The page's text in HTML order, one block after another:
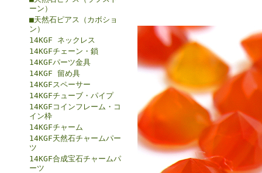
ーン）
■天然石ピアス（カボショ
ン）
14KGF ネックレス
14KGFチェーン・鎖
14KGFパーツ金具
14KGF 留め具
14KGFスペーサー
14KGFチューブ・パイプ
14KGFコインフレーム・コ
イン枠
14KGFチャーム
14KGF天然石チャームパー
ツ
14KGF合成宝石チャームパ
ーツ